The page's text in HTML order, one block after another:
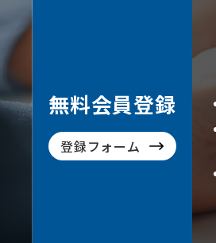
無料会員登録
登録フォーム